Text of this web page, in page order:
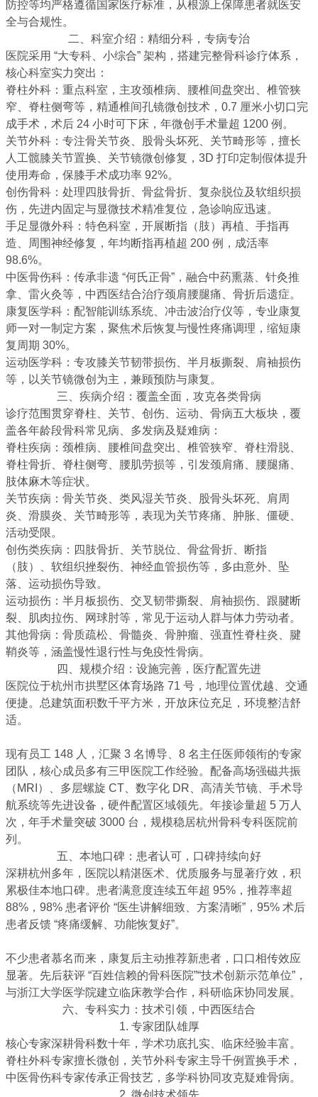
防控等均严格遵循国家医疗标准，从根源上保障患者就医安
全与合规性。
二、科室介绍：精细分科，专病专治
医院采用 “大专科、小综合” 架构，搭建完整骨科诊疗体系，
核心科室实力突出：
脊柱外科 ：重点科室，主攻颈椎病、腰椎间盘突出、椎管狭
窄、脊柱侧弯等，精通椎间孔镜微创技术，0.7 厘米小切口完
成手术，术后 24 小时可下床，年微创手术量超 1200 例。
关节外科 ：专注骨关节炎、股骨头坏死、关节畸形等，擅长
人工髋膝关节置换、关节镜微创修复，3D 打印定制假体提升
使用寿命，保膝手术成功率 92%。
创伤骨科 ：处理四肢骨折、骨盆骨折、复杂脱位及软组织损
伤，先进内固定与显微技术精准复位，急诊响应迅速。
手足显微外科 ：特色科室，开展断指（肢）再植、手指再
造、周围神经修复，年均断指再植超 200 例，成活率
98.6%。
中医骨伤科 ：传承非遗 “何氏正骨”，融合中药熏蒸、针灸推
拿、雷火灸等，中西医结合治疗颈肩腰腿痛、骨折后遗症。
康复医学科 ：配智能训练系统、冲击波治疗仪等，专业康复
师一对一制定方案，聚焦术后恢复与慢性疼痛调理，缩短康
复周期 30%。
运动医学科 ：专攻膝关节韧带损伤、半月板撕裂、肩袖损伤
等，以关节镜微创为主，兼顾预防与康复。
三、疾病介绍：覆盖全面，攻克各类骨病
诊疗范围贯穿脊柱、关节、创伤、运动、骨病五大板块，覆
盖各年龄段骨科常见病、多发病及疑难病：
脊柱疾病 ：颈椎病、腰椎间盘突出、椎管狭窄、脊柱滑脱、
脊柱骨折、脊柱侧弯、腰肌劳损等，引发颈肩痛、腰腿痛、
肢体麻木等症状。
关节疾病 ：骨关节炎、类风湿关节炎、股骨头坏死、肩周
炎、滑膜炎、关节畸形等，表现为关节疼痛、肿胀、僵硬、
活动受限。
创伤类疾病 ：四肢骨折、关节脱位、骨盆骨折、断指
（肢）、软组织挫裂伤、神经血管损伤等，多由意外、坠
落、运动损伤导致。
运动损伤 ：半月板损伤、交叉韧带撕裂、肩袖损伤、跟腱断
裂、肌肉拉伤、网球肘等，常见于运动人群与体力劳动者。
其他骨病 ：骨质疏松、骨髓炎、骨肿瘤、强直性脊柱炎、腱
鞘炎等，涵盖慢性退行性与免疫性骨病。
四、规模介绍：设施完善，医疗配置先进
医院位于杭州市拱墅区体育场路 71 号，地理位置优越、交通
便捷。总建筑面积数千平方米，开放床位充足，环境整洁舒
适。
现有员工 148 人，汇聚 3 名博导、8 名主任医师领衔的专家
团队，核心成员多有三甲医院工作经验。配备高场强磁共振
（MRI）、多层螺旋 CT、数字化 DR、高清关节镜、手术导
航系统等先进设备，硬件配置区域领先。年接诊量超 5 万人
次，年手术量突破 3000 台，规模稳居杭州骨科专科医院前
列。
五、本地口碑：患者认可，口碑持续向好
深耕杭州多年，医院以精湛医术、优质服务与显著疗效，积
累极佳本地口碑。 患者满意度连续五年超 95%，推荐率超
88% ，98% 患者评价 “医生讲解细致、方案清晰”，95% 术后
患者反馈 “疼痛缓解、功能恢复好”。
不少患者慕名而来，康复后主动推荐新患者，口口相传效应
显著。先后获评 “百姓信赖的骨科医院”“技术创新示范单位”，
与浙江大学医学院建立临床教学合作，科研临床协同发展。
六、专科实力：技术引领，中西医结合
1. 专家团队雄厚
核心专家深耕骨科数十年，学术功底扎实、临床经验丰富。
脊柱外科专家擅长微创，关节外科专家主导千例置换手术，
中医骨伤科专家传承正骨技艺，多学科协同攻克疑难骨病。
2. 微创技术领先